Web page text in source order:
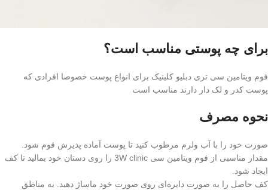
برای چه پوستی مناسب است؟
فوم ویتامین سی تری دبلیو کلینیک برای انواع پوست خصوصا افرادی که
پوست کدر و لک دار دارند مناسب است
نحوه مصرف
صورت خود را با آب ولرم مرطوب کنید تا پوست آماده پذیرش فوم شود.
مقدار مناسبی از فوم ویتامین سی 3W clinic را روی دستان خود بمالید تا کف
ایجاد شود.
کف حاصل را به صورت دایره‌ای روی صورت خود ماساژ دهید. به مناطق